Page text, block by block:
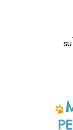
su